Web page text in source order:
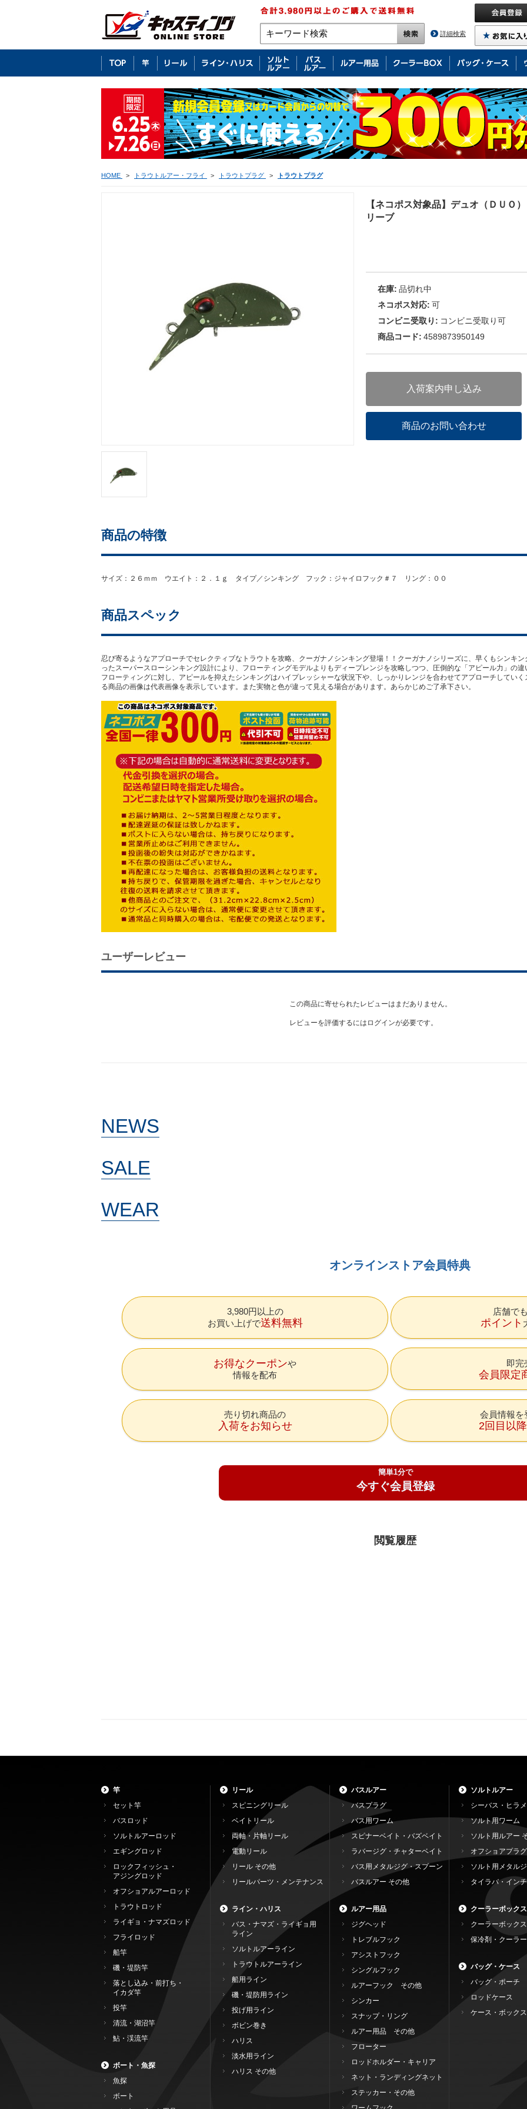
詳細検索
HOME > トラウトルアー・フライ > トラウトプラグ > トラウトプラグ
【ネコポス対象品】デュオ（Ｄ
リーブ
在庫: 品切れ中
ネコポス対応: 可
コンビニ受取り: コンビニ受取り可
商品コード: 4589873950149
入荷案内申し込み
商品のお問い合わせ
商品の特徴
サイズ：２６ｍｍ ウエイト：２．１ｇ タイプ／シンキング フック：ジャイロフック＃７ リング：００
商品スペック
忍び寄るようなアプローチでセレクティブなトラウトを攻略、クーガナノシンキング登場！！クーガナノシリーズに、早くもシンキ
ったスーパースローシンキング設計により、フローティングモデルよりもディープレンジを攻略しつつ、圧倒的な「アピール力」の
フローティングに対し、アピールを抑えたシンキングはハイプレッシャーな状況下や、しっかりレンジを合わせてアプローチしてい
る商品の画像は代表画像を表示しています。また実物と色が違って見える場合があります。あらかじめご了承下さい。
ユーザーレビュー
この商品に寄せられたレビューはまだありません。
レビューを評価するには ログインが必要です。
NEWS
SALE
WEAR
オンラインストア会員特典
3,980円以上の
お買い上げで送料無料
店舗で
ポイント
お得なクーポン
情報を配布
即完
会員限定
売り切れ商品の
入荷をお知らせ
会員情報を
2回目以
簡単1分で
今すぐ会員登録
閲覧履歴
竿
セット竿
バスロッド
ソルトルアーロッド
エギングロッド
ロックフィッシュ・
アジングロッド
オフショアルアーロッド
トラウトロッド
ライギョ・ナマズロッド
フライロッド
船竿
磯・堤防竿
落とし込み・前打ち・
イカダ竿
投竿
清流・湖沼竿
鮎・渓流竿
ボート・魚探
魚探
ボート
リール
スピニングリール
ベイトリール
両軸・片軸リール
電動リール
リール その他
リールパーツ・メンテナンス
ライン・ハリス
バス・ナマズ・ライギョ用
ライン
ソルトルアーライン
トラウトルアーライン
船用ライン
磯・堤防用ライン
投げ用ライン
ボビン巻き
ハリス
淡水用ライン
ハリス その他
バスルアー
バスプラグ
バス用ワーム
スピナーベイト・バズベイト
ラバージグ・チャターベイト
バス用メタルジグ・スプーン
バスルアー その他
ルアー用品
ジグヘッド
トレブルフック
アシストフック
シングルフック
ルアーフック その他
シンカー
スナップ・リング
ルアー用品 その他
フローター
ロッドホルダー・キャリア
ネット・ランディングネット
ステッカー・その他
ソルトルアー
シーバス・ヒラ
ソルト用ワーム
ソルト用ルアー
オフショアプラグ
ソルト用メタル
タイラバ・イン
クーラーボックス
クーラーボックス
保冷剤・クーラ
バッグ・ケース
バッグ・ポーチ
ロッドケース
ケース・ボックス